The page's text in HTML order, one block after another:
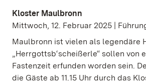
Kloster Maulbronn
Mittwoch, 12. Februar 2025 |
Maulbronn ist vielen als legendäre
„Herrgottsb‘scheißerle“ sollen von
Fastenzeit erfunden worden sein.
die Gäste ab 11.15 Uhr durch das